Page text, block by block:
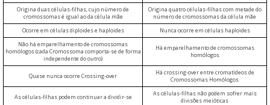
Origina duas células-filhas, cujo número de
cromossomas é igual ao da célula mãe
Origina quatro células-filhas com metade do
número de cromossomas da célula mãe
Ocorre em células diploides e haploides
Nunca ocorre em células haploides
Não há emparelhamento de cromossomas
homólogos (cada Cromossoma comporta-se de forma
independente do outro)
Há emparelhamento de cromossomas
homólogos
Quase nunca ocorre Crossing-over
Há crossing-over entre cromatídeos de
Cromossomas Homólogos
As células-filhas podem continuar a dividir-se
As células-filhas não podem sofrer mais
divisões meióticas